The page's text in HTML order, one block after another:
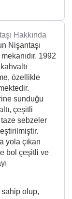
Hakkında
Nişantaşı
1992
özellikle
sunduğu
çeşitli
taze sebzeler
yola çıkan
bol çeşitli ve
sahip olup,